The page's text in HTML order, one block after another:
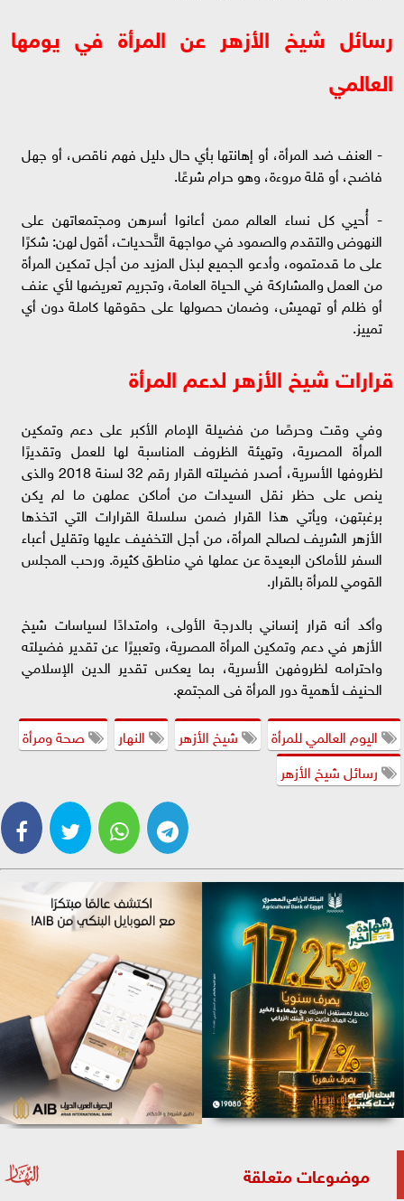
رسائل شيخ الأزهر عن المرأة في يومها
العالمي
- العنف ضد المرأة، أو إهانتها بأي حال دليل فهم ناقص، أو جهل
فاضح، أو قلة مروءة، وهو حرام شرعًا.
- أُحيي كل نساء العالم ممن أعانوا أسرهن ومجتمعاتهن على
النهوض والتقدم والصمود في مواجهة التَّحديات، أقول لهن: شكرًا
على ما قدمتموه، وأدعو الجميع لبذل المزيد من أجل تمكين المرأة
من العمل والمشاركة في الحياة العامة، وتجريم تعريضها لأي عنف
أو ظلم أو تهميش، وضمان حصولها على حقوقها كاملة دون أي
تمييز.
قرارات شيخ الأزهر لدعم المرأة
وفي وقت وحرصًا من فضيلة الإمام الأكبر على دعم وتمكين
المرأة المصرية، وتهيئة الظروف المناسبة لها للعمل وتقديرًا
لظروفها الأسرية، أصدر فضيلته القرار رقم 32 لسنة 2018 والذى
ينص على حظر نقل السيدات من أماكن عملهن ما لم يكن
برغبتهن، ويأتي هذا القرار ضمن سلسلة القرارات التي اتخذها
الأزهر الشريف لصالح المرأة، من أجل التخفيف عليها وتقليل أعباء
السفر للأماكن البعيدة عن عملها في مناطق كثيرة. ورحب المجلس
القومي للمرأة بالقرار.
وأكد أنه قرار إنساني بالدرجة الأولى، وامتدادًا لسياسات شيخ
الأزهر في دعم وتمكين المرأة المصرية، وتعبيرًا عن تقدير فضيلته
واحترامه لظروفهن الأسرية، بما يعكس تقدير الدين الإسلامي
الحنيف لأهمية دور المرأة فى المجتمع.
اليوم العالمي للمرأة
شيخ الأزهر النهار
صحة ومرأة
رسائل شيخ الأزهر
موضوعات متعلقة